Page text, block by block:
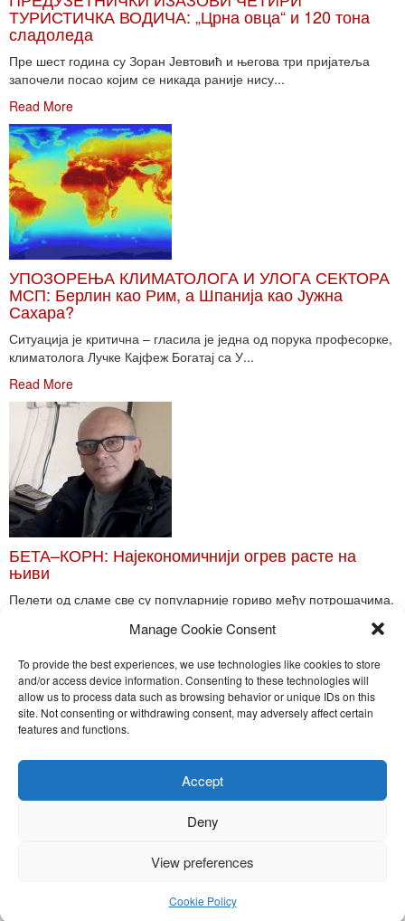
Manage Cookie Consent
To provide the best experiences, we use technologies like cookies to store
and/or access device information. Consenting to these technologies will
allow us to process data such as browsing behavior or unique IDs on this
site. Not consenting or withdrawing consent, may adversely affect certain
features and functions.
Accept
Deny
View preferences
Cookie Policy
ТУРИСТИЧКА ВОДИЧА: „Црна овца“ и 120 тона
сладоледа
Пре шест година су Зоран Јевтовић и његова три пријатеља
започели посао којим се никада раније нису...
Read More
УПОЗОРЕЊА КЛИМАТОЛОГА И УЛОГА СЕКТОРА
МСП: Берлин као Рим, а Шпанија као Јужна
Сахара?
Ситуација је критична – гласила је једна од порука професорке,
климатолога Лучке Кајфеж Богатај са У...
Read More
БЕТА–КОРН: Најекономичнији огрев расте на
њиви
Пелети од сламе све су популарније гориво међу потрошачима.
Toggle
Nira Press d.o.o.
Sadržaj ovog sajta je zakonom zaštićena intelektualna svojina
kopiranje, objavljivanje celine ili delova bilo kog proizvoda NiraPress